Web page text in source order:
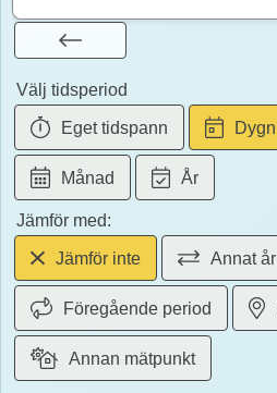
Välj tidsperiod
Eget tidspann Dygn
Månad År
Jämför med:
Jämför inte Annat år
Föregående period
Annan mätpunkt